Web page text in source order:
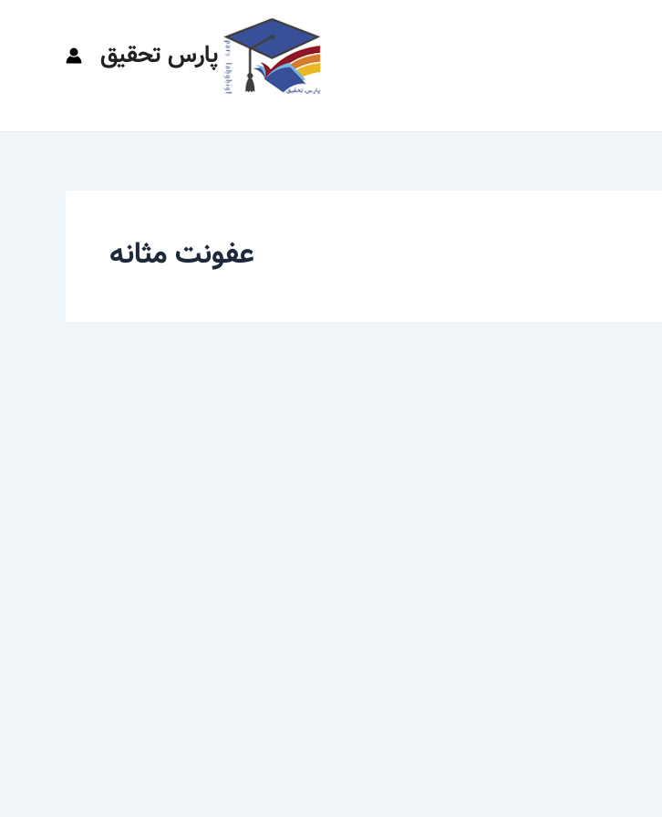
پارس تحقیق
عفونت مثانه